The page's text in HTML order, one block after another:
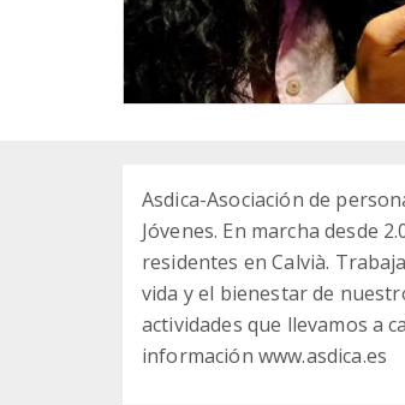
Asdica-Asociación de
Jóvenes. En marcha desde
residentes en Calvià.
vida y el bienestar de
actividades que llevamos a
información www.asdica.es